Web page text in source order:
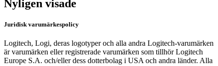
Nyligen visade
Juridisk varumärkespolicy
Logitech, Logi, deras logotyper och alla andra Logitech-varumärken
är varumärken eller registrerade varumärken som tillhör Logitech
Europe S.A. och/eller dess dotterbolag i USA och andra länder. Alla